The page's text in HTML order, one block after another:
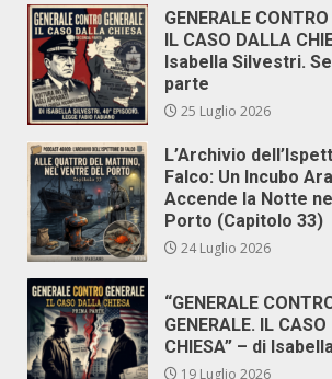
GENERALE
IL CASO DALLA
Isabella Silvestri.
parte
25 Luglio 2026
L’Archivio
Falco: Un Incubo
Accende la Notte
Porto (Capitolo 33)
24 Luglio 2026
“GENERALE
GENERALE. IL
CHIESA” – di
19 Luglio 2026